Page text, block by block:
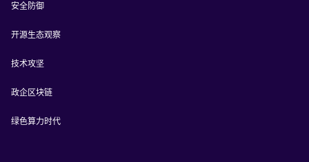
安全防御
开源生态观察
技术攻坚
政企区块链
绿色算力时代